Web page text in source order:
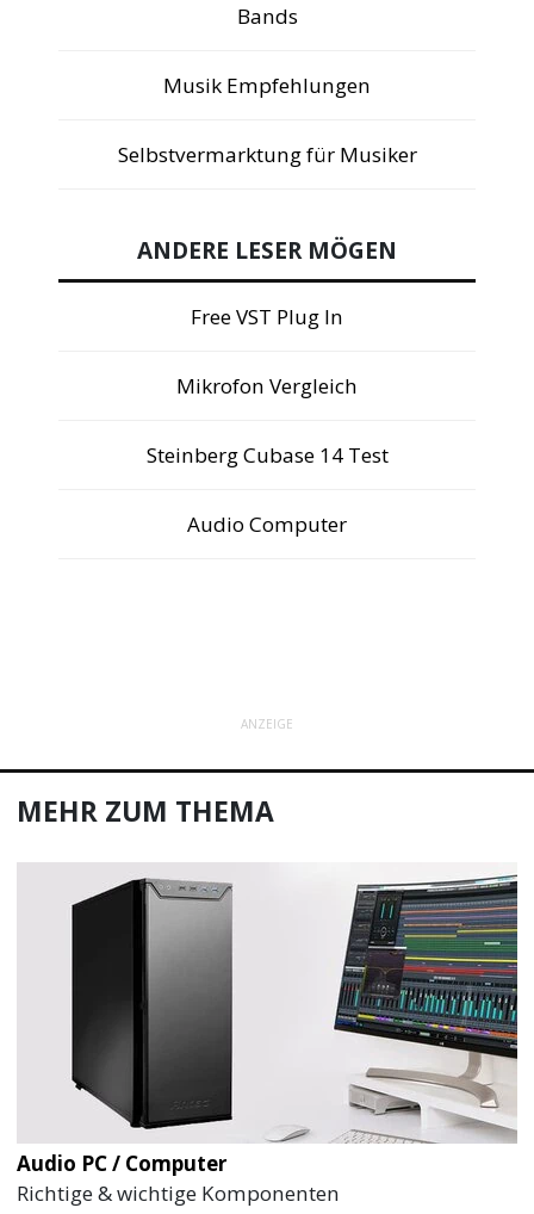
Bands
Musik Empfehlungen
Selbstvermarktung für Musiker
ANDERE LESER MÖGEN
Free VST Plug In
Mikrofon Vergleich
Steinberg Cubase 14 Test
Audio Computer
ANZEIGE
MEHR ZUM THEMA
Audio PC / Computer
Richtige & wichtige Komponenten